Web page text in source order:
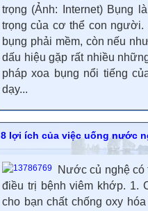
trọng (Ảnh: Internet) Bụng
trọng của cơ thể con người.
bụng phải mềm, còn nếu
dấu hiệu gặp rất nhiều
pháp xoa bụng nổi tiếng
dạy...
8 lợi ích của việc uống nước
Nước củ nghệ có
điều trị bệnh viêm khớp. 1.
cho bạn chất chống oxy